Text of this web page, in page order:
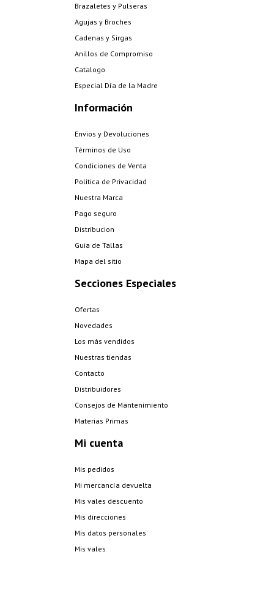
Brazaletes y Pulseras
Agujas y Broches
Cadenas y Sirgas
Anillos de Compromiso
Catalogo
Especial Día de la Madre
Información
Envios y Devoluciones
Términos de Uso
Condiciones de Venta
Politica de Privacidad
Nuestra Marca
Pago seguro
Distribucion
Guia de Tallas
Mapa del sitio
Secciones Especiales
Ofertas
Novedades
Los más vendidos
Nuestras tiendas
Contacto
Distribuidores
Consejos de Mantenimiento
Materias Primas
Mi cuenta
Mis pedidos
Mi mercancía devuelta
Mis vales descuento
Mis direcciones
Mis datos personales
Mis vales